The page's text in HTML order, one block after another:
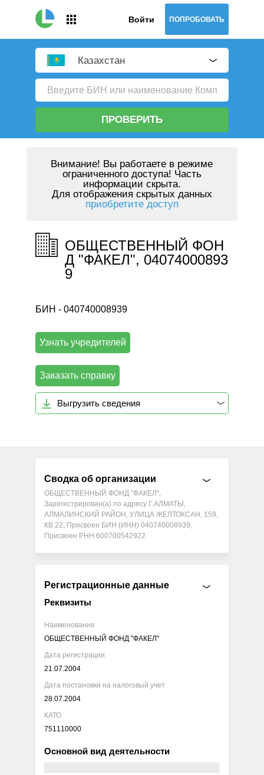
Войти ПОПРОБОВАТЬ
Казахстан
ПРОВЕРИТЬ
Внимание! Вы работаете в режиме
ограниченного доступа! Часть
информации скрыта.
Для отображения скрытых данных
приобретите доступ
ОБЩЕСТВЕННЫЙ ФОН
Д "ФАКЕЛ", 04074000893
9
БИН - 040740008939
Узнать учредителей
Заказать справку
Выгрузить сведения
Сводка об организации
ОБЩЕСТВЕННЫЙ ФОНД "ФАКЕЛ",
Зарегистрирован(а) по адресу Г.АЛМАТЫ,
АЛМАЛИНСКИЙ РАЙОН, УЛИЦА ЖЕЛТОКСАН, 159,
КВ 22, Присвоен БИН (ИНН) 040740008939,
Присвоен РНН 600700542922
Регистрационные данные
Реквизиты
Наименование
ОБЩЕСТВЕННЫЙ ФОНД "ФАКЕЛ"
Дата регистрации
21.07.2004
Дата постановки на налоговый учет
28.07.2004
КАТО
751110000
Основной вид деятельности